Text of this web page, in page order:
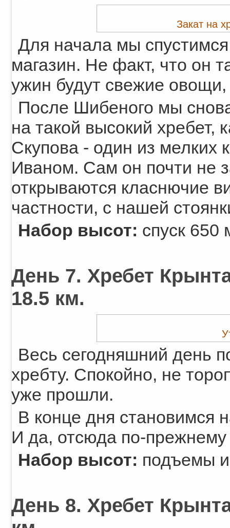
Закат на
Для начала мы
магазин. Не факт, что он
ужин будут свежие овощи,
После Шибеного мы
на такой высокий хребет,
Скупова - один из мелких
Иваном. Сам он почти не
открываются класнючие
частности, с нашей
Набор высот: спуск
День 7. Хребет
18.5 км.
Весь сегодняшний день
хребту. Спокойно, не
уже прошли.
В конце дня становимся
И да, отсюда по-
Набор высот: подъемы
День 8. Хребет